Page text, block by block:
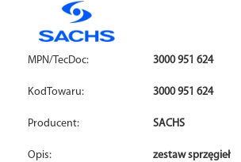
MPN/TecDoc: 3000 951 624
KodTowaru: 3000 951 624
Producent: SACHS
Opis: zestaw sprzęgieł